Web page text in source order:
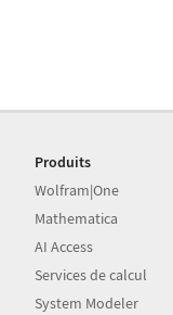
Produits
Wolfram|One
Mathematica
AI Access
Services de calcul
System Modeler